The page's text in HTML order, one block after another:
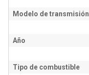
Modelo de transmisión
Año
Tipo de combustible